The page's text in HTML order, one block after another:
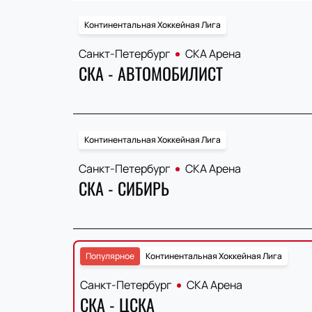
Континентальная Хоккейная Лига
Санкт-Петербург СКА Арена
СКА - АВТОМОБИЛИСТ
Континентальная Хоккейная Лига
Санкт-Петербург СКА Арена
СКА - СИБИРЬ
Континентальная Хоккейная Лига
Популярное
Санкт-Петербург СКА Арена
СКА - ЦСКА